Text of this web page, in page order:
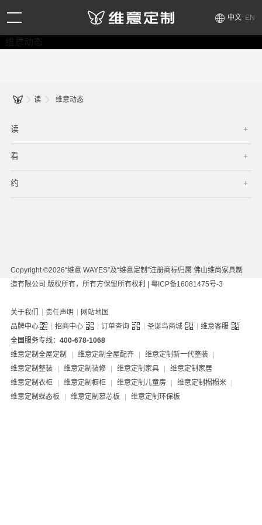
中文 EN
维意动态
读 维意动态
读
看
约
Copyright ©2026“维意 WAYES”及“维意定制”注册商标归属 佛山维尚家具制
造有限公司 版权所有，所有方保留所有权利 | 粤ICP备16081475号-3
关于我们 | 责任声明 | 网站地图
品牌中心
| 招商中心 | 订单查询 | 圣诞鸟商城 | 维意客服
全国服务专线： 400-678-1068
维意定制全屋定制
| 维意定制全屋配齐 | 维意定制新一代整装
|
维意定制整装
| 维意定制装修 | 维意定制家具 |
维意定制家居
维意定制衣柜
| 维意定制橱柜 | 维意定制儿童房 | 维意定制榻榻米
|
维意定制蝶态板
| 维意定制慕芯板 | 维意定制环保板